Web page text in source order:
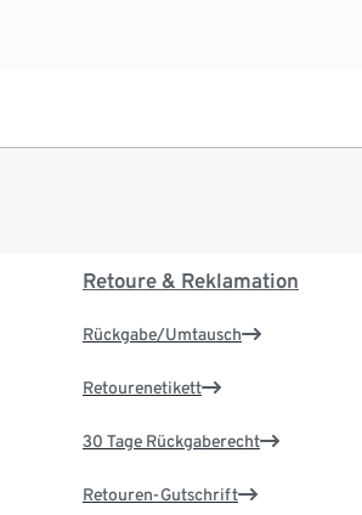
Retoure & Reklamation
Rückgabe/Umtausch
Retourenetikett
30 Tage Rückgaberecht
Retouren-Gutschrift